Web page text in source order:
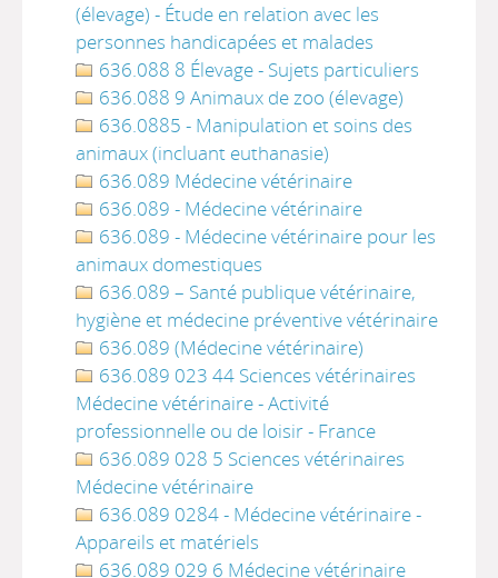
(élevage) - Étude en relation avec les
personnes handicapées et malades
636.088 8 Élevage - Sujets particuliers
636.088 9 Animaux de zoo (élevage)
636.0885 - Manipulation et soins des
animaux (incluant euthanasie)
636.089 Médecine vétérinaire
636.089 - Médecine vétérinaire
636.089 - Médecine vétérinaire pour les
animaux domestiques
636.089 – Santé publique vétérinaire,
hygiène et médecine préventive vétérinaire
636.089 (Médecine vétérinaire)
636.089 023 44 Sciences vétérinaires
Médecine vétérinaire - Activité
professionnelle ou de loisir - France
636.089 028 5 Sciences vétérinaires
Médecine vétérinaire
636.089 0284 - Médecine vétérinaire -
Appareils et matériels
636.089 029 6 Médecine vétérinaire